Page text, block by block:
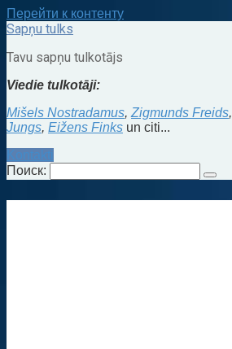
Перейти к контенту
Sapņu tulks
Tavu sapņu tulkotājs
Viedie tulkotāji:
Mišels Nostradamus, Zigmunds Freids,
Jungs, Eižens Finks un citi...
Kontakti
Поиск: